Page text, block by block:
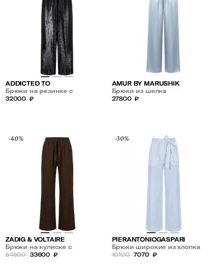
ADDICTED TO
Брюки на резинке с
пайетками
32000 ₽
AMUR BY MARUSHIK
Брюки из шелка
27800 ₽
-40%
ZADIG & VOLTAIRE
Брюки на кулиске с
лампасами
54500 33600 ₽
-30%
PIERANTONIOGASPARI
Брюки широкие из хлопка
10100 7070 ₽